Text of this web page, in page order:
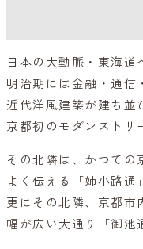
日本の大動脈・東海道
明治期には金融・通信
近代洋風建築が建ち並
京都初のモダンストリ
その北隣は、かつての
よく伝える「姉小路通
更にその北隣、京都市
幅が広い大通り「御池